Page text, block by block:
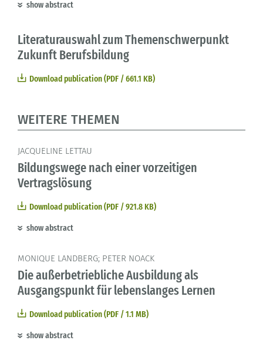
show abstract
Literaturauswahl zum Themenschwerpunkt
Zukunft Berufsbildung
Download publication (PDF / 661.1 KB)
WEITERE THEMEN
JACQUELINE LETTAU
Bildungswege nach einer vorzeitigen
Vertragslösung
Download publication (PDF / 921.8 KB)
show abstract
MONIQUE LANDBERG; PETER NOACK
Die außerbetriebliche Ausbildung als
Ausgangspunkt für lebenslanges Lernen
Download publication (PDF / 1.1 MB)
show abstract